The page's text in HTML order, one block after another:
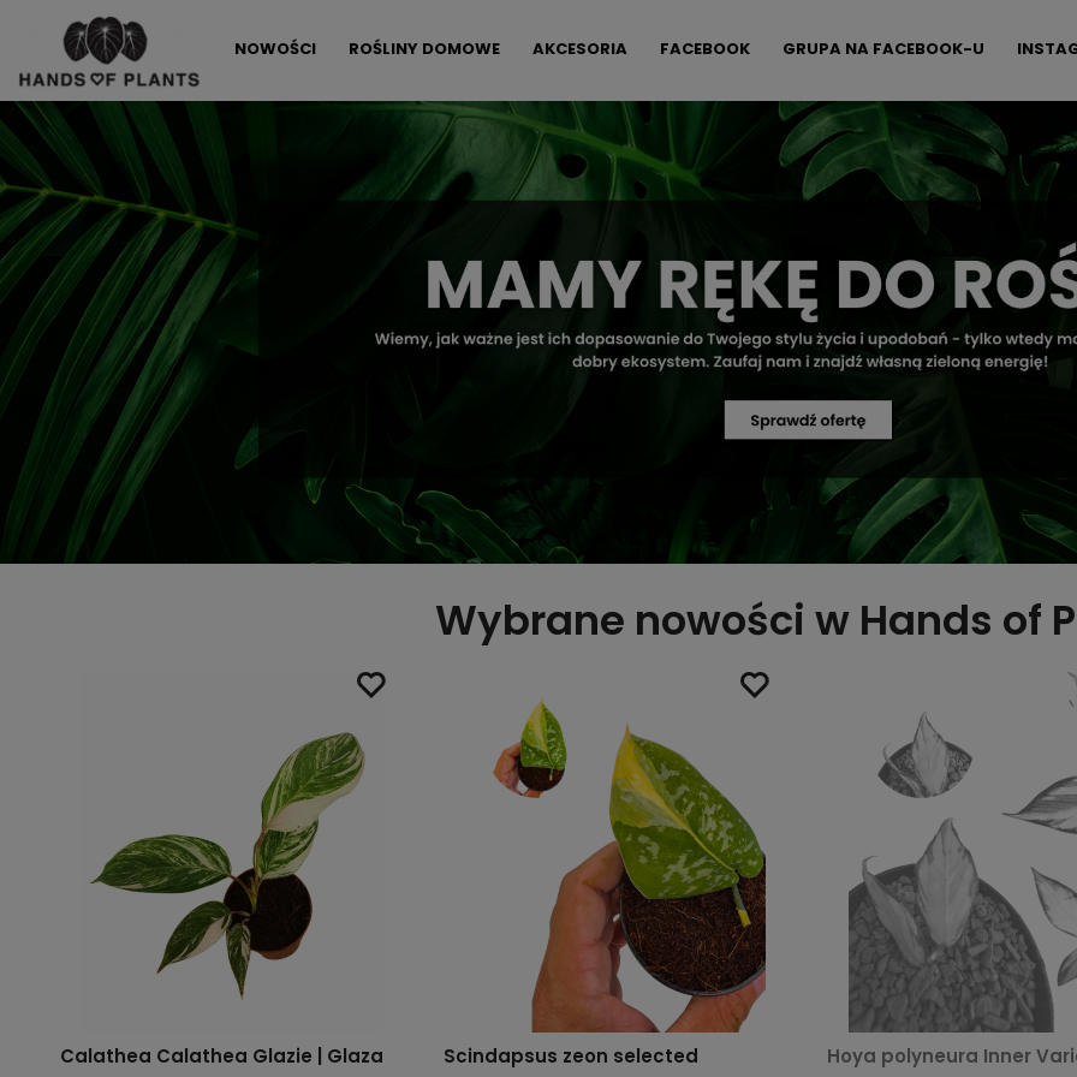
NOWOŚCI ROŚLINY DOMOWE AKCESORIA FACEBOOK GRUPA NA FACEBOOK-U
PROMOCJE FAQ KONTAKT
Wybrane nowości w Hands of
Calathea Calathea Glazie | Glaza Scindapsus zeon selected Hoya polyneura Inner